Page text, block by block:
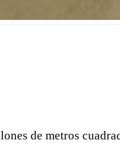
de metros